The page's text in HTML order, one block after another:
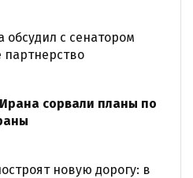
обсудил с сенатором
партнерство
сорвали планы по
новую дорогу: в